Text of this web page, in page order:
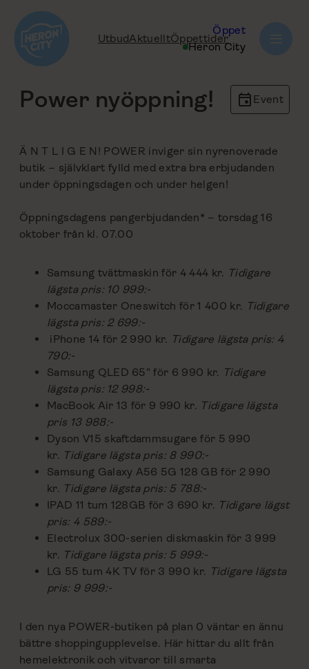
till
innehåll
UtbudAktuelltÖppettider
Öppet
Heron City
tillbaka
Power nyöppning! Event
Ä N T L I G E N! POWER inviger sin nyrenoverade
butik – självklart fylld med extra bra erbjudanden
under öppningsdagen och under helgen!
Öppningsdagens pangerbjudanden* – torsdag 16
oktober från kl. 07.00
Samsung tvättmaskin för 4 444 kr. Tidigare
lägsta pris: 10 999:-
Moccamaster Oneswitch för 1 400 kr. Tidigare
lägsta pris: 2 699:-
iPhone 14 för 2 990 kr. Tidigare lägsta pris: 4
790:-
Samsung QLED 65” för 6 990 kr. Tidigare
lägsta pris: 12 998:-
MacBook Air 13 för 9 990 kr. Tidigare lägsta
pris 13 988:-
Dyson V15 skaftdammsugare för 5 990
kr. Tidigare lägsta pris: 8 990:-
Samsung Galaxy A56 5G 128 GB för 2 990
kr. Tidigare lägsta pris: 5 788:-
IPAD 11 tum 128GB för 3 690 kr. Tidigare lägst
pris: 4 589:-
Electrolux 300-serien diskmaskin för 3 999
kr. Tidigare lägsta pris: 5 999:-
LG 55 tum 4K TV för 3 990 kr. Tidigare lägsta
pris: 9 999:-
I den nya POWER-butiken på plan 0 väntar en ännu
bättre shoppingupplevelse. Här hittar du allt från
hemelektronik och vitvaror till smarta